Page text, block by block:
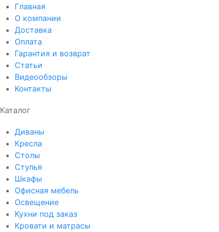
Главная
О компании
Доставка
Оплата
Гарантия и возврат
Статьи
Видеообзоры
Контакты
Каталог
Диваны
Кресла
Столы
Стулья
Шкафы
Офисная мебель
Освещение
Кухни под заказ
Кровати и матрасы